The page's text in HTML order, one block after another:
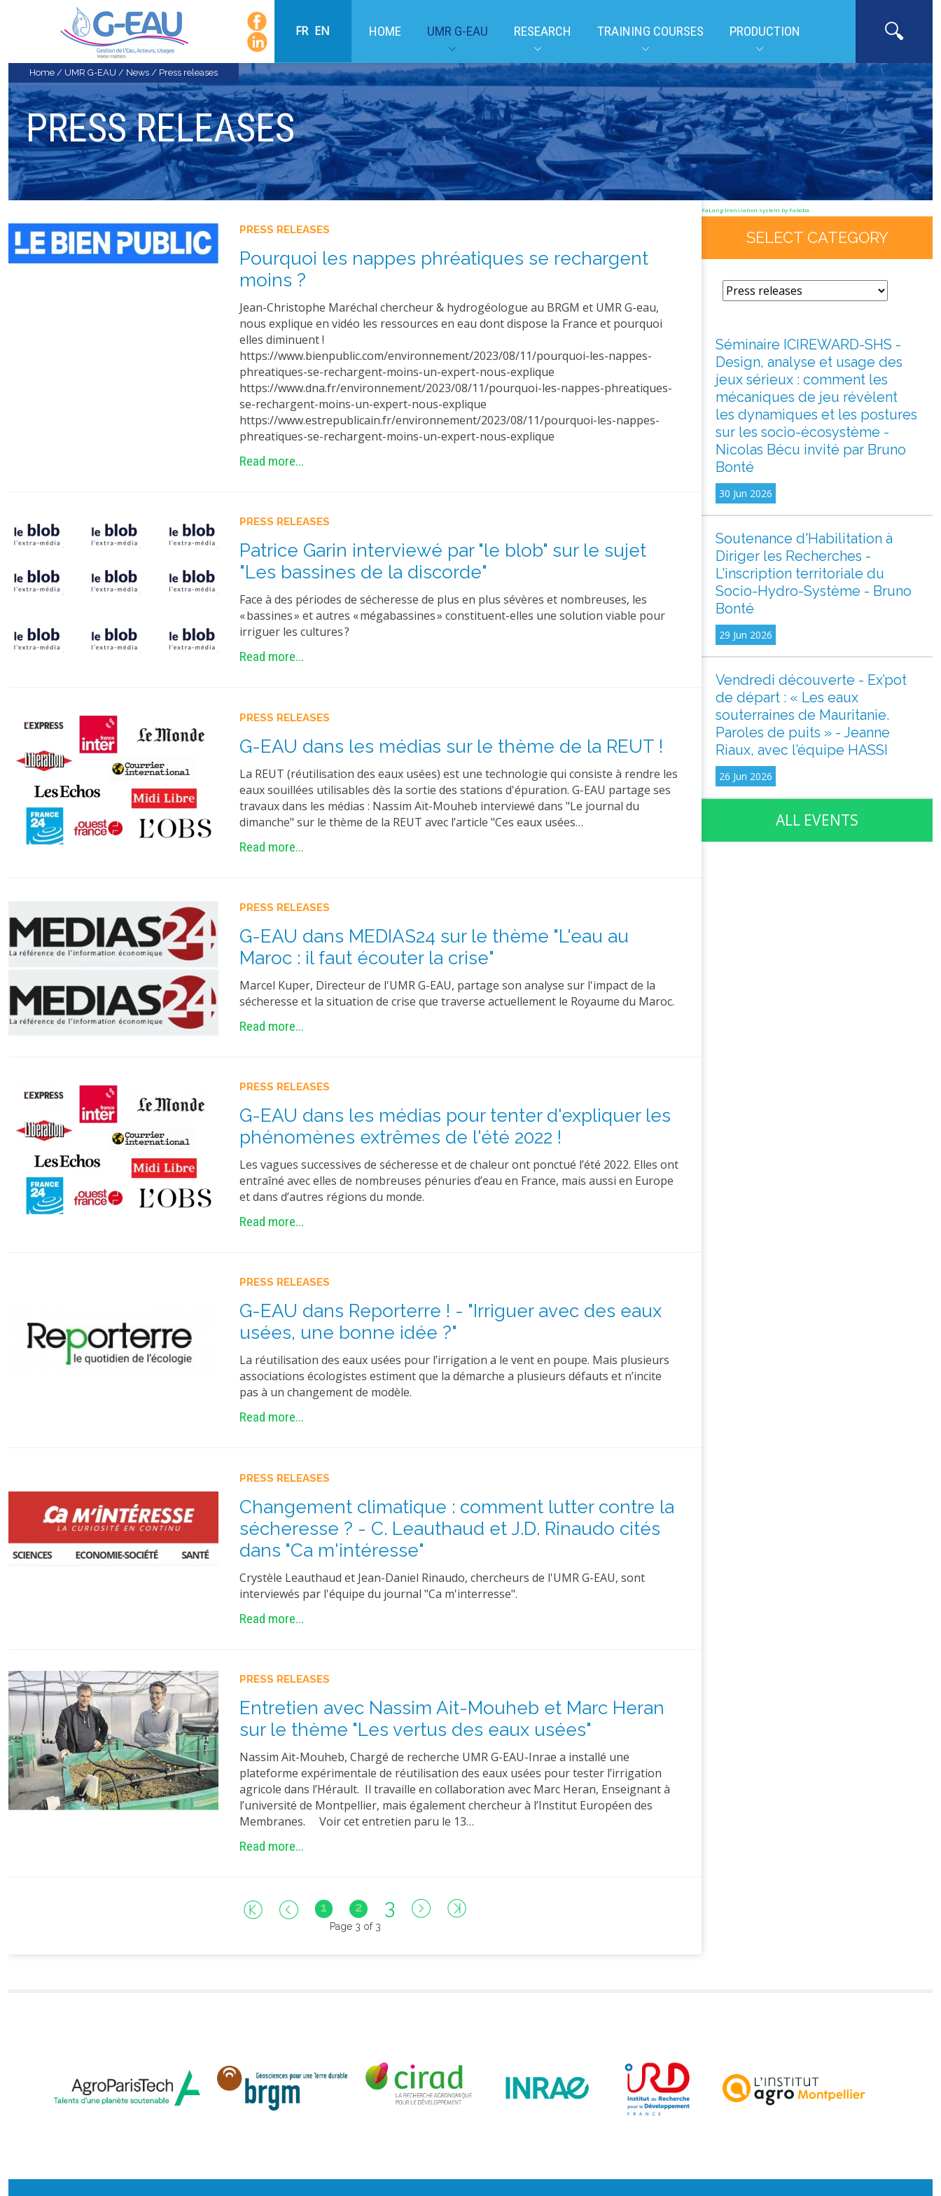
FR EN HOME UMR G-EAU RESEARCH TRAINING COURSES PRODUCTION
Home / UMR G-EAU / News / Press releases
PRESS RELEASES
PRESS RELEASES
Pourquoi les nappes phréatiques se rechargent
moins ?
Jean-Christophe Maréchal chercheur & hydrogéologue au BRGM et UMR G-eau,
nous explique en vidéo les ressources en eau dont dispose la France et pourquoi
elles diminuent !
https://www.bienpublic.com/environnement/2023/08/11/pourquoi-les-nappes-
phreatiques-se-rechargent-moins-un-expert-nous-explique
https://www.dna.fr/environnement/2023/08/11/pourquoi-les-nappes-phreatiques-
se-rechargent-moins-un-expert-nous-explique
https://www.estrepublicain.fr/environnement/2023/08/11/pourquoi-les-nappes-
phreatiques-se-rechargent-moins-un-expert-nous-explique
Read more...
PRESS RELEASES
Patrice Garin interviewé par "le blob" sur le sujet
"Les bassines de la discorde"
Face à des périodes de sécheresse de plus en plus sévères et nombreuses, les
« bassines » et autres « mégabassines » constituent-elles une solution viable pour
irriguer les cultures ?
Read more...
PRESS RELEASES
G-EAU dans les médias sur le thème de la REUT !
La REUT (réutilisation des eaux usées) est une technologie qui consiste à rendre les
eaux souillées utilisables dès la sortie des stations d'épuration. G-EAU partage ses
travaux dans les médias : Nassim Aït-Mouheb interviewé dans "Le journal du
dimanche" sur le thème de la REUT avec l’article "Ces eaux usées…
Read more...
PRESS RELEASES
G-EAU dans MEDIAS24 sur le thème "L'eau au
Maroc : il faut écouter la crise"
Marcel Kuper, Directeur de l'UMR G-EAU, partage son analyse sur l'impact de la
sécheresse et la situation de crise que traverse actuellement le Royaume du Maroc.
Read more...
PRESS RELEASES
G-EAU dans les médias pour tenter d'expliquer les
phénomènes extrêmes de l'été 2022 !
Les vagues successives de sécheresse et de chaleur ont ponctué l’été 2022. Elles ont
entraîné avec elles de nombreuses pénuries d’eau en France, mais aussi en Europe
et dans d’autres régions du monde.
Read more...
PRESS RELEASES
G-EAU dans Reporterre ! - "Irriguer avec des eaux
usées, une bonne idée ?"
La réutilisation des eaux usées pour l’irrigation a le vent en poupe. Mais plusieurs
associations écologistes estiment que la démarche a plusieurs défauts et n’incite
pas à un changement de modèle.
Read more...
PRESS RELEASES
Changement climatique : comment lutter contre la
sécheresse ? - C. Leauthaud et J.D. Rinaudo cités
dans "Ca m'intéresse"
Crystèle Leauthaud et Jean-Daniel Rinaudo, chercheurs de l'UMR G-EAU, sont
interviewés par l'équipe du journal "Ca m'interresse".
Read more...
PRESS RELEASES
Entretien avec Nassim Ait-Mouheb et Marc Heran
sur le thème "Les vertus des eaux usées"
Nassim Ait-Mouheb, Chargé de recherche UMR G-EAU-Inrae a installé une
plateforme expérimentale de réutilisation des eaux usées pour tester l’irrigation
agricole dans l’Hérault. Il travaille en collaboration avec Marc Heran, Enseignant à
l’université de Montpellier, mais également chercheur à l’Institut Européen des
Membranes. Voir cet entretien paru le 13…
Read more...
1 2 3
Page 3 of 3
FaLang translation system by Faboba
SELECT CATEGORY
Séminaire ICIREWARD-SHS -
Design, analyse et usage des
jeux sérieux : comment les
mécaniques de jeu révèlent
les dynamiques et les postures
sur les socio-écosystème -
Nicolas Bécu invité par Bruno
Bonté
30 Jun 2026
Soutenance d'Habilitation à
Diriger les Recherches -
L'inscription territoriale du
Socio-Hydro-Système - Bruno
Bonté
29 Jun 2026
Vendredi découverte - Ex’pot
de départ : « Les eaux
souterraines de Mauritanie.
Paroles de puits » - Jeanne
Riaux, avec l’équipe HASSI
26 Jun 2026
ALL EVENTS